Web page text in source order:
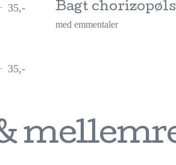
35,- Bagt
med emmentaler
35,-